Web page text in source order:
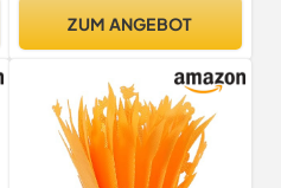
als Sichere
ZUM ANGEBOT